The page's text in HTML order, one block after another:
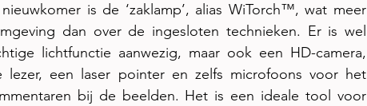
is de ‘zaklamp’, alias WiTorch™, wat meer
dan over de ingesloten technieken. Er is wel
lichtfunctie aanwezig, maar ook een HD-camera,
lezer, een laser pointer en zelfs microfoons voor het
bij de beelden. Het is een ideale tool voor